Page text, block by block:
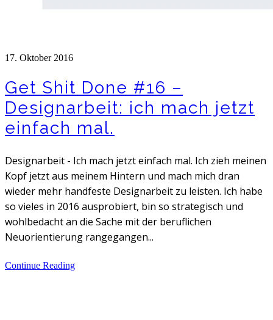
17. Oktober 2016
Get Shit Done #16 –
Designarbeit: ich mach jetzt
einfach mal.
Designarbeit - Ich mach jetzt einfach mal. Ich zieh meinen
Kopf jetzt aus meinem Hintern und mach mich dran
wieder mehr handfeste Designarbeit zu leisten. Ich habe
so vieles in 2016 ausprobiert, bin so strategisch und
wohlbedacht an die Sache mit der beruflichen
Neuorientierung rangegangen...
Continue Reading